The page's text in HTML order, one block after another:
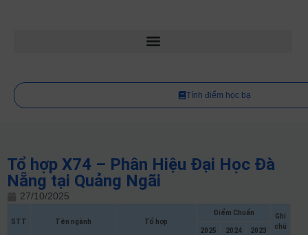
Tính điểm học bạ
Tổ hợp X74 – Phân Hiệu Đại Học Đà
Nẵng tại Quảng Ngãi
27/10/2025
STT Tên ngành Tổ hợp
Điểm Chuẩn
Ghi
chú
2025 2024 2023